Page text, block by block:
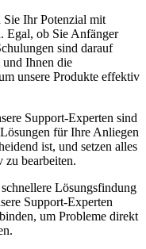
Sie Ihr Potenzial mit
Egal, ob Sie Anfänger
sind darauf
und Ihnen die
unsere Produkte effektiv
Support-Experten sind
für Ihre Anliegen
ist, und setzen alles
zu bearbeiten.
Lösungsfindung
Support-Experten
um Probleme direkt